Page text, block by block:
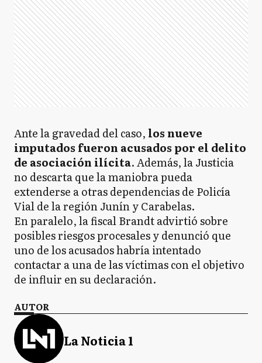
Ante la gravedad del caso, los nueve
imputados fueron acusados por el delito
de asociación ilícita. Además, la Justicia
no descarta que la maniobra pueda
extenderse a otras dependencias de Policía
Vial de la región Junín y Carabelas.
En paralelo, la fiscal Brandt advirtió sobre
posibles riesgos procesales y denunció que
uno de los acusados habría intentado
contactar a una de las víctimas con el objetivo
de influir en su declaración.
AUTOR
La Noticia 1